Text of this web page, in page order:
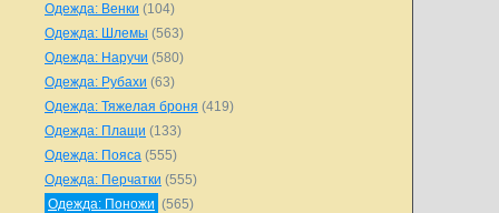
Одежда: Венки (104)
Одежда: Шлемы (563)
Одежда: Наручи (580)
Одежда: Рубахи (63)
Одежда: Тяжелая броня (419)
Одежда: Плащи (133)
Одежда: Пояса (555)
Одежда: Перчатки (555)
Одежда: Поножи (565)